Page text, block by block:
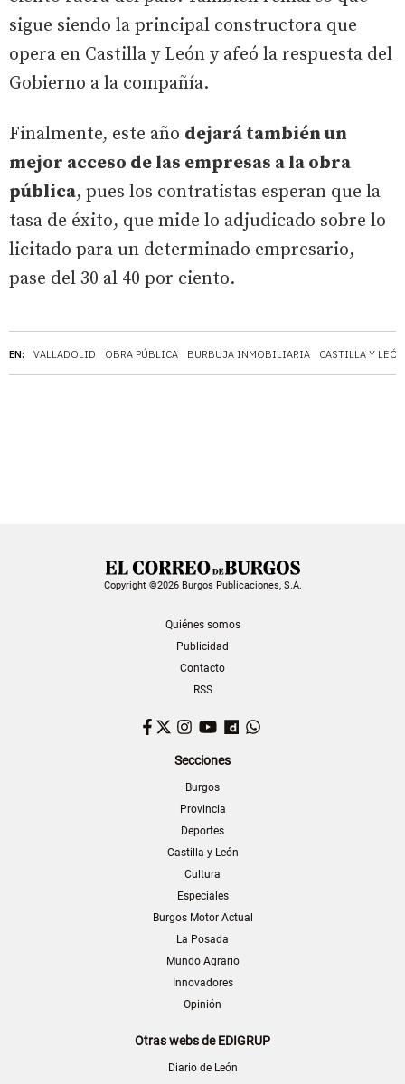
EN: VALLADOLID OBRA PÚBLICA BURBUJA INMOBILIARIA CASTILLA Y LEÓN
sigue siendo la principal constructora que
opera en Castilla y León y afeó la respuesta del
Gobierno a la compañía.
Finalmente, este año dejará también un
mejor acceso de las empresas a la obra
pública, pues los contratistas esperan que la
tasa de éxito, que mide lo adjudicado sobre lo
licitado para un determinado empresario,
pase del 30 al 40 por ciento.
Copyright ©2026 Burgos Publicaciones, S.A.
Quiénes somos
Publicidad
Contacto
RSS
Facebook
TwitterInstagram
YouTubeDailymotion
Secciones
Burgos
Provincia
Deportes
Castilla y León
Cultura
Especiales
Burgos Motor Actual
La Posada
Mundo Agrario
Innovadores
Opinión
Otras webs de EDIGRUP
Diario de León